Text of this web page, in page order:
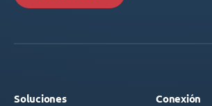
Soluciones Conexión